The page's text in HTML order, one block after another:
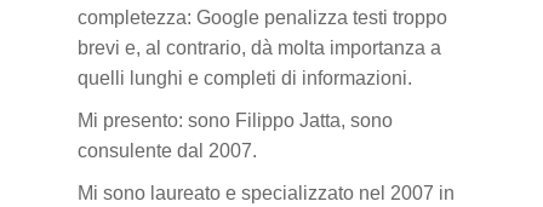
completezza: Google penalizza testi troppo
brevi e, al contrario, dà molta importanza a
quelli lunghi e completi di informazioni.
Mi presento: sono Filippo Jatta, sono
consulente dal 2007.
Mi sono laureato e specializzato nel 2007 in